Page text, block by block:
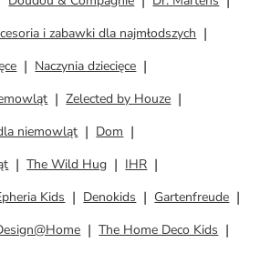
i zabawki dla najmłodszych
Naczynia dziecięce
Zelected by Houze
niemowląt
Dom
The Wild Hug
IHR
Kids Denokids
Gartenfreude
The Home Deco Kids